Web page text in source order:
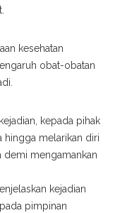
kesehatan
obat-obatan
kepada pihak
hingga melarikan diri
mengamankan
kejadian
pimpinan